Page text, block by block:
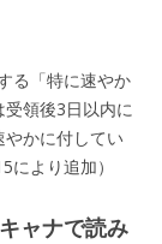
る「特に速やか
領後3日以内に
やかに付してい
より追加）
ャナで読み